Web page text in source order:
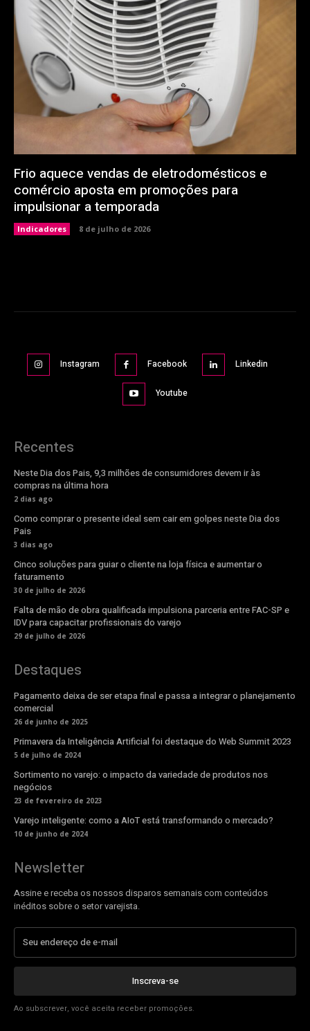
Frio aquece vendas de eletrodomésticos e
comércio aposta em promoções para
impulsionar a temporada
Indicadores 8 de julho de 2026
Instagram Facebook Linkedin
Youtube
Recentes
Neste Dia dos Pais, 9,3 milhões de consumidores devem ir às
compras na última hora
2 dias ago
Como comprar o presente ideal sem cair em golpes neste Dia dos
Pais
3 dias ago
Cinco soluções para guiar o cliente na loja física e aumentar o
faturamento
30 de julho de 2026
Falta de mão de obra qualificada impulsiona parceria entre FAC-SP e
IDV para capacitar profissionais do varejo
29 de julho de 2026
Destaques
Pagamento deixa de ser etapa final e passa a integrar o planejamento
comercial
26 de junho de 2025
Primavera da Inteligência Artificial foi destaque do Web Summit 2023
5 de julho de 2024
Sortimento no varejo: o impacto da variedade de produtos nos
negócios
23 de fevereiro de 2023
Varejo inteligente: como a AIoT está transformando o mercado?
10 de junho de 2024
Newsletter
Assine e receba os nossos disparos semanais com conteúdos
inéditos sobre o setor varejista.
Inscreva-se
Ao subscrever, você aceita receber promoções.